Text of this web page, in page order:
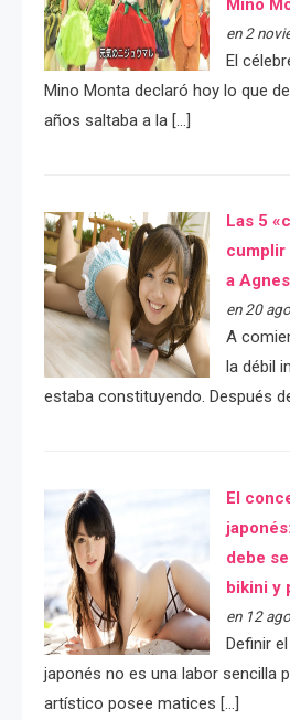
Mino
en 2
El
Mino Monta declaró hoy lo que
años saltaba a la […]
Las 5
cumplir
a
en 20
A
la débil
estaba constituyendo. Después
El
debe
bikini y
en 12
Definir
japonés no es una labor sencilla
artístico posee matices […]